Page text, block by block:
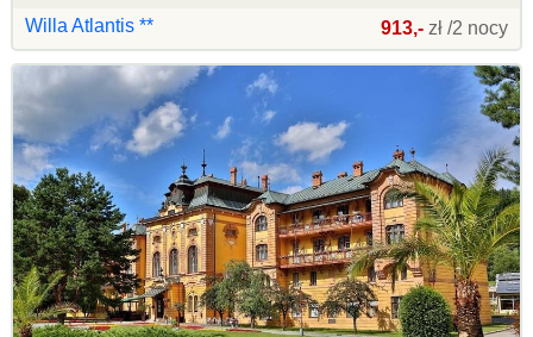
Willa Atlantis **
913,- zł /2 nocy